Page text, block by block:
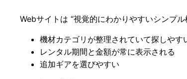
Webサイトは “視覚的にわかりやすいシンプル
機材カテゴリが整理されていて探しやす
レンタル期間と金額が常に表示される
追加ギアを選びやすい